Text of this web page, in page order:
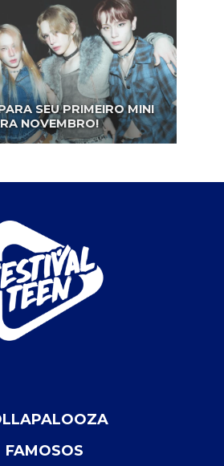
SEU PRIMEIRO MINI
NOVEMBRO!
FAMOSOS